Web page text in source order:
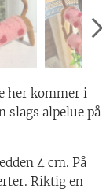
her kommer i
slags alpelue på
4 cm. På
Riktig en